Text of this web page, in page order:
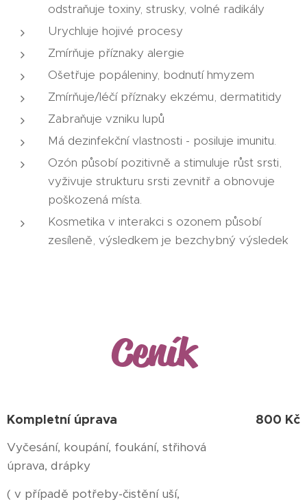
odstraňuje toxiny, strusky, volné radikály
Urychluje hojivé procesy
Zmírňuje příznaky alergie
Ošetřuje popáleniny, bodnutí hmyzem
Zmírňuje/léčí příznaky ekzému, dermatitidy
Zabraňuje vzniku lupů
Má dezinfekční vlastnosti - posiluje imunitu.
Ozón působí pozitivně a stimuluje růst srsti,
vyživuje strukturu srsti zevnitř a obnovuje
poškozená místa.
Kosmetika v interakci s ozonem působí
zesíleně, výsledkem je bezchybný výsledek
Ceník
Kompletní úprava
Vyčesání, koupání, foukání, střihová
úprava, drápky
( v případě potřeby-čistění uší,
800 Kč